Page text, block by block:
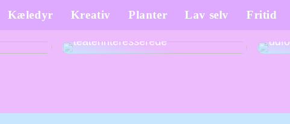
Kæledyr Kreativ Planter Lav selv Fritid
Teater efterskole: en unik
teaterinteresserede